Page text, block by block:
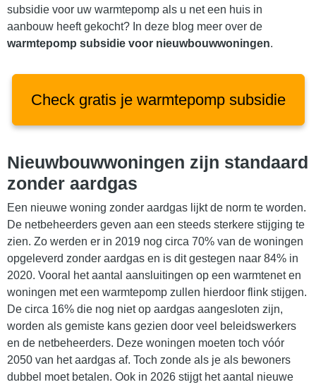
subsidie voor uw warmtepomp als u net een huis in
aanbouw heeft gekocht? In deze blog meer over de
warmtepomp subsidie voor nieuwbouwwoningen.
Check gratis je warmtepomp subsidie
Nieuwbouwwoningen zijn standaard
zonder aardgas
Een nieuwe woning zonder aardgas lijkt de norm te worden.
De netbeheerders geven aan een steeds sterkere stijging te
zien. Zo werden er in 2019 nog circa 70% van de woningen
opgeleverd zonder aardgas en is dit gestegen naar 84% in
2020. Vooral het aantal aansluitingen op een warmtenet en
woningen met een warmtepomp zullen hierdoor flink stijgen.
De circa 16% die nog niet op aardgas aangesloten zijn,
worden als gemiste kans gezien door veel beleidswerkers
en de netbeheerders. Deze woningen moeten toch vóór
2050 van het aardgas af. Toch zonde als je als bewoners
dubbel moet betalen. Ook in 2026 stijgt het aantal nieuwe